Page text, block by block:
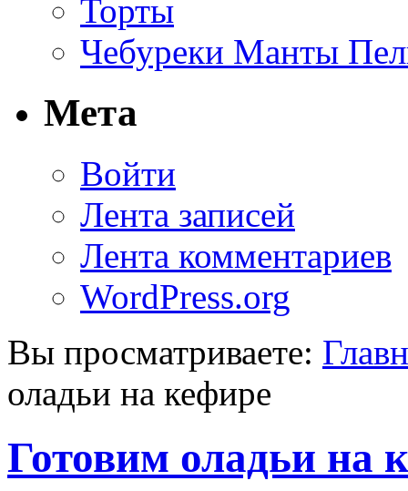
Торты
Чебуреки Манты
Мета
Войти
Лента записей
Лента комментариев
WordPress.org
Вы просматриваете:
оладьи на кефире
Готовим оладьи на